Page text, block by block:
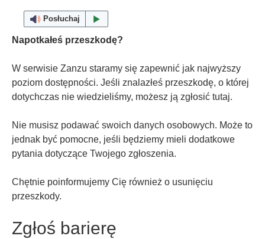
Posłuchaj
Napotkałeś przeszkodę?
W serwisie Zanzu staramy się zapewnić jak najwyższy
poziom dostępności. Jeśli znalazłeś przeszkodę, o której
dotychczas nie wiedzieliśmy, możesz ją zgłosić tutaj.
Nie musisz podawać swoich danych osobowych. Może to
jednak być pomocne, jeśli będziemy mieli dodatkowe
pytania dotyczące Twojego zgłoszenia.
Chętnie poinformujemy Cię również o usunięciu
przeszkody.
Zgłoś barierę